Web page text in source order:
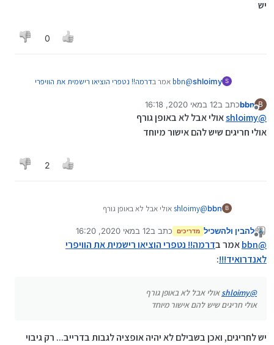
יש
0
S
shloimy
@
bbn אמר בדרמה!! נטפרי הוציאו רישמית את הוויפרי
@
shloimyאמר ב
הוויפרי לאנדרואיד!!!
יש
B
מנותק
bbnכתב ב12 במאי 2020, 16:18
נערך לאחרונה על ידי
@
shloimyאולי אבל לא באופן גורף
אולי חריגים שיש להם אישור מיוחד
2
B
bbn
@
shloimy אולי אבל לא באופן גורף
מנותק
להבין ולהשכיל מדריכים כתב ב12 במאי 2020, 16:20
נערך לאחרונה על ידי
@
bbnאמר בדרמה!! נטפרי הוציאו רישמית את הוויפרי
לאנדרואיד!!!:
@
shloimyאולי אבל לא באופן גורף
אולי חריגים שיש להם אישור מיוחד
יש לחריגים, ואכן בשבילם לא יהיה אופציה לגבות בדרייב... רק גיבוי